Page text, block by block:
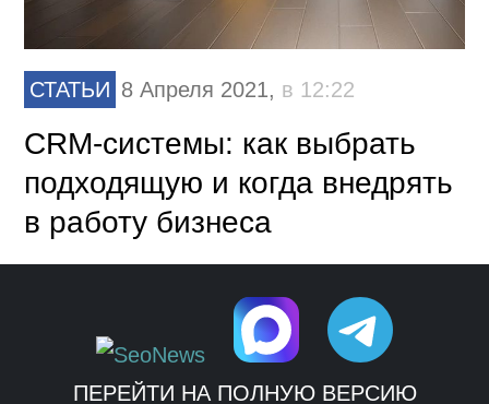
СТАТЬИ 8 Апреля 2021, в 12:22
CRM-системы: как выбрать
подходящую и когда внедрять
в работу бизнеса
ПЕРЕЙТИ НА ПОЛНУЮ ВЕРСИЮ